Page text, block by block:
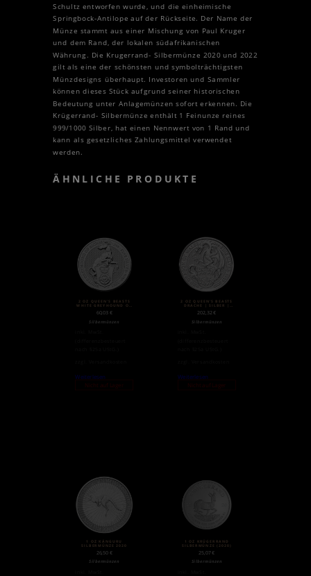
Schultz entworfen wurde, und die einheimische
Springbock-Antilope auf der Rückseite. Der Name der
Münze stammt aus einer Mischung von Paul Kruger
und dem Rand, der lokalen südafrikanischen
Währung. Die Krugerrand- Silbermünze 2020 und 2022
gilt als eine der schönsten und symbolträchtigsten
Münzdesigns überhaupt. Investoren und Sammler
können dieses Stück aufgrund seiner historischen
Bedeutung unter Anlagemünzen sofort erkennen. Die
Krügerrand- Silbermünze enthält 1 Feinunze reines
999/1000 Silber, hat einen Nennwert von 1 Rand und
kann als gesetzliches Zahlungsmittel verwendet
werden.
ÄHNLICHE PRODUKTE
2 OZ QUEEN’S BEASTS
WHITE GREYHOUND OF
SILBERMÜNZE (2021)
60,03 €
Silbermünzen
Weiterlesen
Nicht auf Lager
2 OZ QUEEN’S BEASTS
DRACHE | SILBER |
2017
202,32€
Silbermünzen
Weiterlesen
Nicht auf Lager
1 OZ KÄNGURU
SILBERMÜNZE 2020
26,50 €
Silbermünzen
1 OZ KRÜGERRAND
SILBERMÜNZE (2020)
25,07€
Silbermünzen